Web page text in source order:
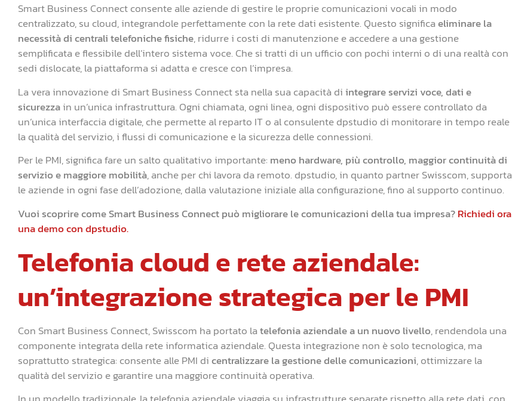
Smart Business Connect consente alle aziende di gestire le proprie comunicazioni vocali in modo
centralizzato, su cloud, integrandole perfettamente con la rete dati esistente. Questo significaeliminare la
necessità di centrali telefoniche fisiche, ridurre i costi di manutenzione e accedere a una gestione
semplificata e flessibile dell’intero sistema voce. Che si tratti di un ufficio con pochi interni o di una realtà con
sedi dislocate, la piattaforma si adatta e cresce con l’impresa.
La vera innovazione di Smart Business Connect sta nella sua capacità diintegrare servizi voce, dati e
sicurezzain un’unica infrastruttura. Ogni chiamata, ogni linea, ogni dispositivo può essere controllato da
un’unica interfaccia digitale, che permette al reparto IT o al consulente dpstudio di monitorare in tempo reale
la qualità del servizio, i flussi di comunicazione e la sicurezza delle connessioni.
Per le PMI, significa fare un salto qualitativo importante: meno hardware, più controllo, maggior continuità di
servizio e maggiore mobilità, anche per chi lavora da remoto. dpstudio, in quanto partner Swisscom, supporta
le aziende in ogni fase dell’adozione, dalla valutazione iniziale alla configurazione, fino al supporto continuo.
Vuoi scoprire come Smart Business Connect può migliorare le comunicazioni della tua impresa?Richiedi ora
una demo con dpstudio.
Telefonia cloud e rete aziendale:
un’integrazione strategica per le PMI
Con Smart Business Connect, Swisscom ha portato latelefonia aziendale a un nuovo livello, rendendola una
componente integrata della rete informatica aziendale. Questa integrazione non è solo tecnologica, ma
soprattutto strategica: consente alle PMI dicentralizzare la gestione delle comunicazioni, ottimizzare la
qualità del servizio e garantire una maggiore continuità operativa.